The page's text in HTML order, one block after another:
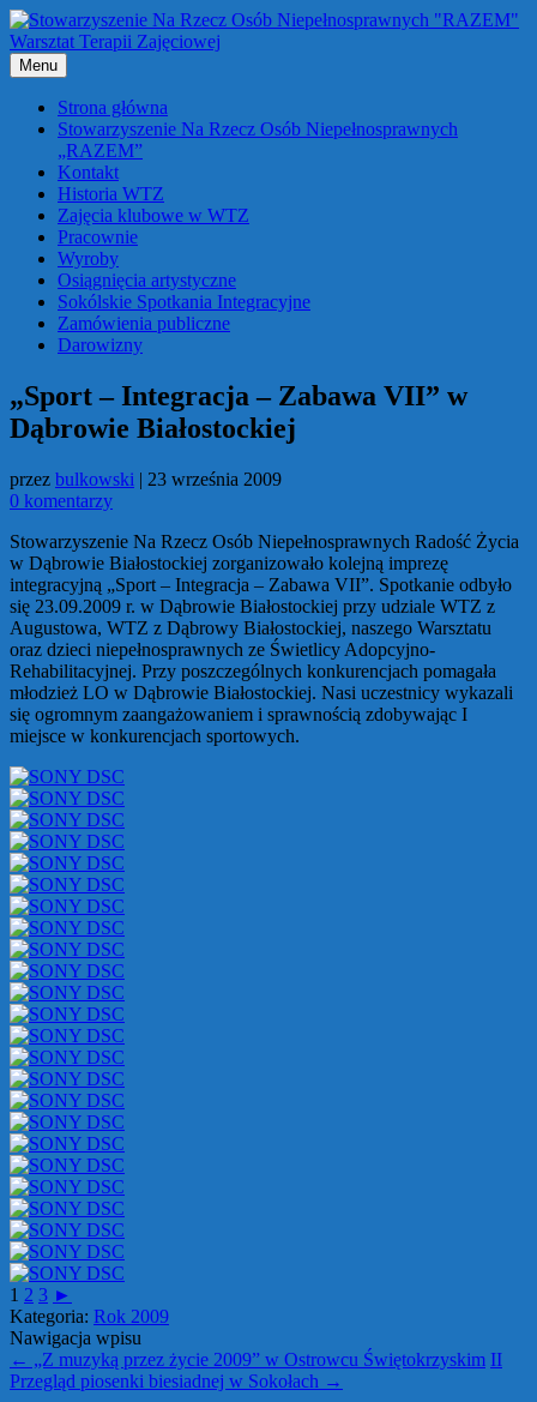
Przejdź
do
treści
Menu
Strona główna
Stowarzyszenie Na Rzecz Osób Niepełnosprawnych
„RAZEM”
Kontakt
Historia WTZ
Zajęcia klubowe w WTZ
Pracownie
Wyroby
Osiągnięcia artystyczne
Sokólskie Spotkania Integracyjne
Zamówienia publiczne
Darowizny
„Sport – Integracja – Zabawa VII” w
Dąbrowie Białostockiej
przez bulkowski | 23 września 2009
0 komentarzy
Stowarzyszenie Na Rzecz Osób Niepełnosprawnych Radość Życia
w Dąbrowie Białostockiej zorganizowało kolejną imprezę
integracyjną „Sport – Integracja – Zabawa VII”. Spotkanie odbyło
się 23.09.2009 r. w Dąbrowie Białostockiej przy udziale WTZ z
Augustowa, WTZ z Dąbrowy Białostockiej, naszego Warsztatu
oraz dzieci niepełnosprawnych ze Świetlicy Adopcyjno-
Rehabilitacyjnej. Przy poszczególnych konkurencjach pomagała
młodzież LO w Dąbrowie Białostockiej. Nasi uczestnicy wykazali
się ogromnym zaangażowaniem i sprawnością zdobywając I
miejsce w konkurencjach sportowych.
1 2 3 ►
Kategoria: Rok 2009
Nawigacja wpisu
← „Z muzyką przez życie 2009” w Ostrowcu Świętokrzyskim II
Przegląd piosenki biesiadnej w Sokołach →